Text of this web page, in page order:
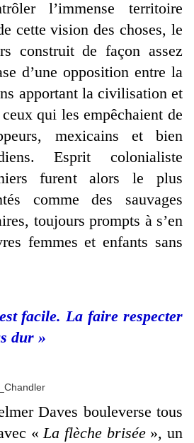
l’immense territoire
cette vision des choses, le
construit de façon assez
d’une opposition entre la
apportant la civilisation et
qui les empêchaient de
mexicains et bien
Esprit colonialiste
furent alors le plus
comme des sauvages
toujours prompts à s’en
femmes et enfants sans
facile. La faire respecter
dur »
Daves bouleverse tous
«La flèche brisée», un